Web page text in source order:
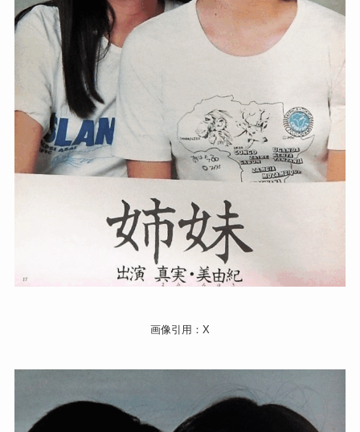
画像引用：X